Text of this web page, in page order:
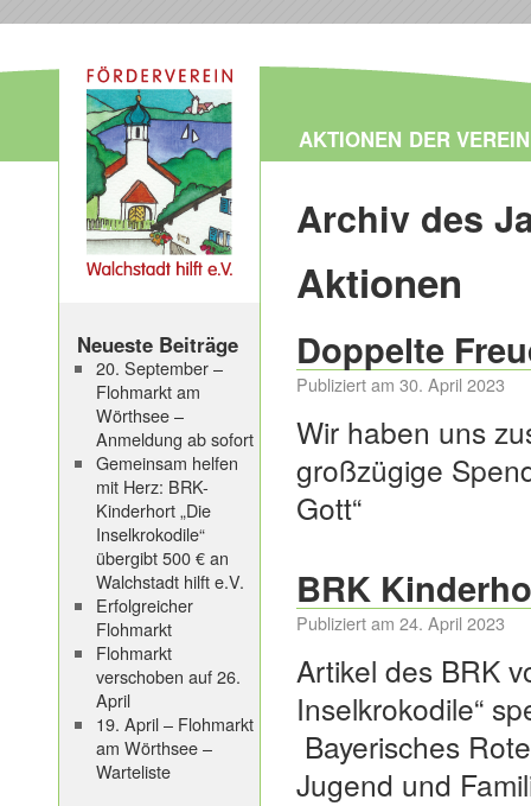
AKTIONEN DER VEREIN
Archiv des
Aktionen
Doppelte
Publiziert am 30. April 2023
Wir haben uns
großzügige
Gott“
BRK
Publiziert am 24. April 2023
Artikel des BRK
Inselkrokodile“
Bayerisches
Jugend und
Neueste Beiträge
20. September –
Flohmarkt am
Wörthsee –
Anmeldung ab sofort
Gemeinsam helfen
mit Herz: BRK-
Kinderhort „Die
Inselkrokodile“
übergibt 500 € an
Walchstadt hilft e.V.
Erfolgreicher
Flohmarkt
Flohmarkt
verschoben auf 26.
April
19. April – Flohmarkt
am Wörthsee –
Warteliste